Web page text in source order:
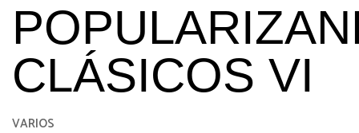
CLÁSICOS VI
VARIOS